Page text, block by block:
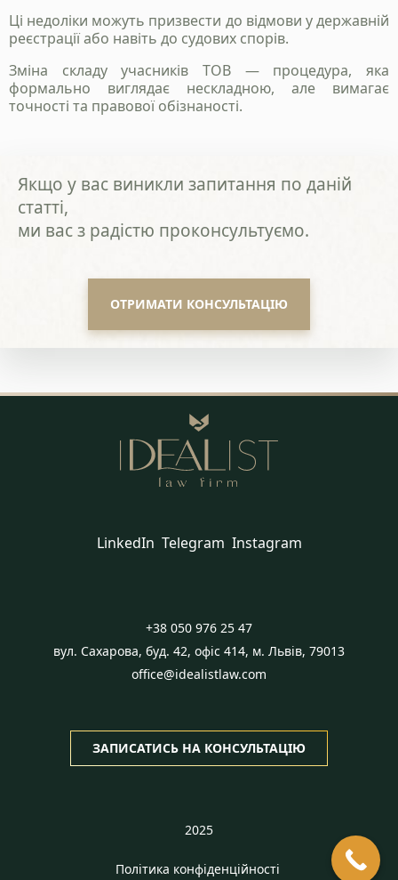
Ці недоліки можуть призвести до відмови у державній
реєстрації або навіть до судових спорів.
Зміна складу учасників ТОВ — процедура, яка
формально виглядає нескладною, але вимагає
точності та правової обізнаності.
Якщо у вас виникли запитання по даній
статті,
ми вас з радістю проконсультуємо.
ОТРИМАТИ КОНСУЛЬТАЦІЮ
LinkedIn Telegram Instagram
+38 050 976 25 47
вул. Сахарова, буд. 42, офіс 414, м. Львів, 79013
office@idealistlaw.com
ЗАПИСАТИСЬ НА КОНСУЛЬТАЦІЮ
2025
Політика конфіденційності